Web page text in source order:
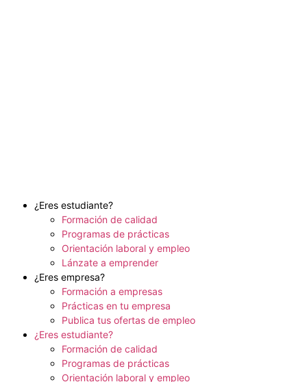
¿Eres estudiante?
Formación de calidad
Programas de prácticas
Orientación laboral y empleo
Lánzate a emprender
¿Eres empresa?
Formación a empresas
Prácticas en tu empresa
Publica tus ofertas de empleo
¿Eres estudiante?
Formación de calidad
Programas de prácticas
Orientación laboral y empleo